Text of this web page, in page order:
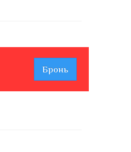
Бронь